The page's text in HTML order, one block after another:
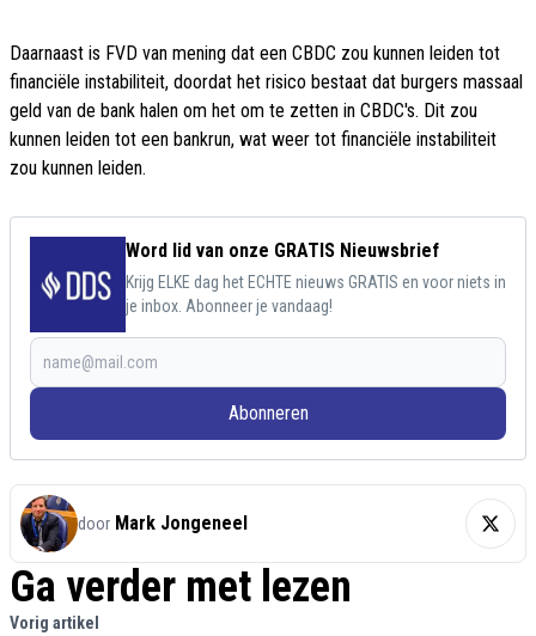
Daarnaast is FVD van mening dat een CBDC zou kunnen leiden tot
financiële instabiliteit, doordat het risico bestaat dat burgers massaal
geld van de bank halen om het om te zetten in CBDC's. Dit zou
kunnen leiden tot een bankrun, wat weer tot financiële instabiliteit
zou kunnen leiden.
Word lid van onze GRATIS Nieuwsbrief
Krijg ELKE dag het ECHTE nieuws GRATIS en voor niets in
je inbox. Abonneer je vandaag!
Abonneren
door Mark Jongeneel
Ga verder met lezen
Vorig artikel